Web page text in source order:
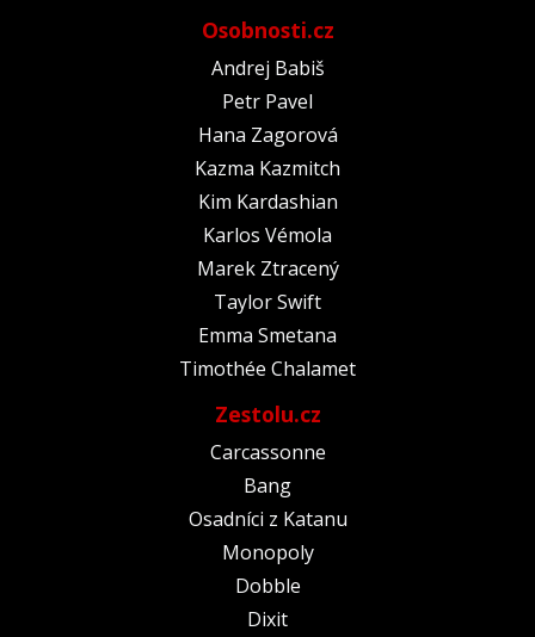
Osobnosti.cz
Andrej Babiš
Petr Pavel
Hana Zagorová
Kazma Kazmitch
Kim Kardashian
Karlos Vémola
Marek Ztracený
Taylor Swift
Emma Smetana
Timothée Chalamet
Zestolu.cz
Carcassonne
Bang
Osadníci z Katanu
Monopoly
Dobble
Dixit